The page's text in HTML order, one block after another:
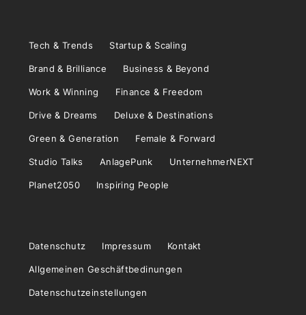
Tech & Trends Startup & Scaling
Brand & Brilliance Business & Beyond
Work & Winning Finance & Freedom
Drive & Dreams Deluxe & Destinations
Green & Generation Female & Forward
Studio Talks AnlagePunk UnternehmerNEXT
Planet2050 Inspiring People
Datenschutz Impressum Kontakt
Allgemeinen Geschäftbedinungen
Datenschutzeinstellungen